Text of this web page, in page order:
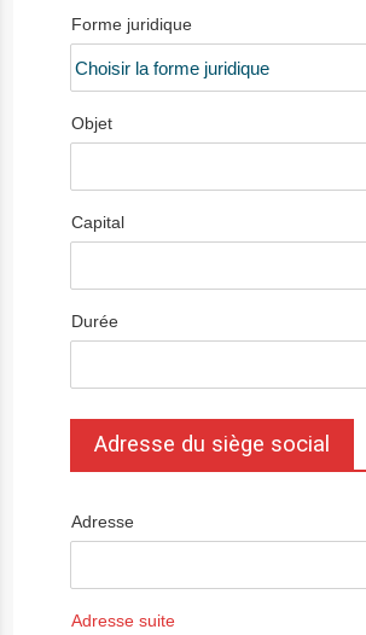
Forme juridique
Objet
Capital
Durée
Adresse du siège social
Adresse
Adresse suite